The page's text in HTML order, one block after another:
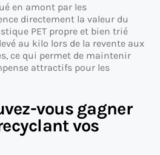
en amont par les
directement la valeur du
PET propre et bien trié
au kilo lors de la revente aux
ce qui permet de maintenir
attractifs pour les
vous gagner
vos